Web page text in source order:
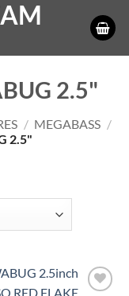
2.5"
/ MEGABASS /
2.5"